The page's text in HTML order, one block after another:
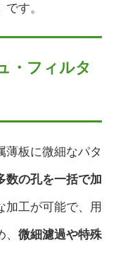
です。
・フィルタ
薄板に微細なパタ
数の孔を一括で加
加工が可能で、用
微細濾過や特殊